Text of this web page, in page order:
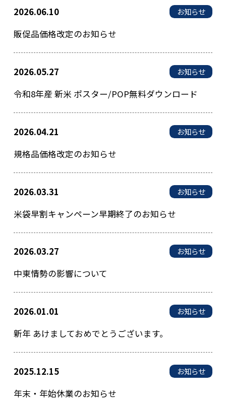
2026.06.10 お知らせ
販促品価格改定のお知らせ
2026.05.27 お知らせ
令和8年産 新米 ポスター/POP無料ダウンロード
2026.04.21 お知らせ
規格品価格改定のお知らせ
2026.03.31 お知らせ
米袋早割キャンペーン早期終了のお知らせ
2026.03.27 お知らせ
中東情勢の影響について
2026.01.01 お知らせ
新年 あけましておめでとうございます。
2025.12.15 お知らせ
年末・年始休業のお知らせ